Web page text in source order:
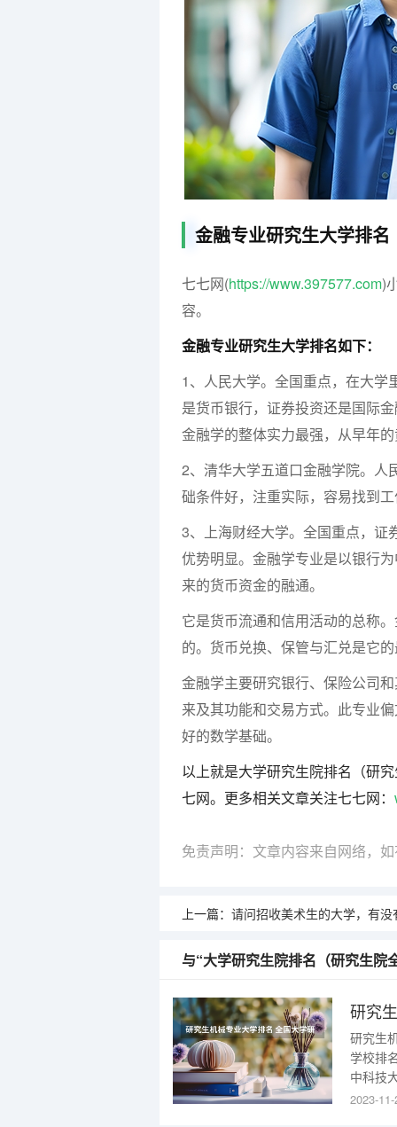
金融专业研究生大学排名
七七网(https://www.397577.com)
容。
金融专业研究生大学排名如下：
1、人民大学。全国重点，在大学
是货币银行，证券投资还是国际
金融学的整体实力最强，从早年
2、清华大学五道口金融学院。人
础条件好，注重实际，容易找到
3、上海财经大学。全国重点，证
优势明显。金融学专业是以银行
来的货币资金的融通。
它是货币流通和信用活动的总称
的。货币兑换、保管与汇兑是它
金融学主要研究银行、保险公司
来及其功能和交易方式。此专业
好的数学基础。
以上就是大学研究生院排名（研
七网。更多相关文章关注七七网：
免责声明：文章内容来自网络，
上一篇： 请问招收美术生的大学，有没有偏文化一点的大学？比如云南大学美术学，按文化成绩排名那样.。 好就业的专业排名
与“大学研究生院排名（研究生院
研究生
学校排
中科技
工业大
2023-